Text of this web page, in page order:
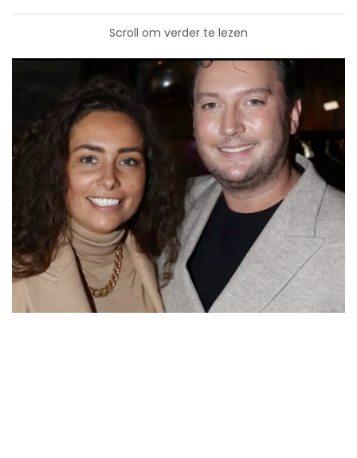
Scroll om verder te lezen